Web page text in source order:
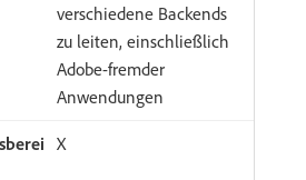
verschiedene Backends
zu leiten, einschließlich
Adobe-fremder
Anwendungen
X